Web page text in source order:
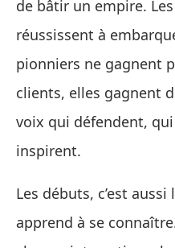
de bâtir un empire.
réussissent à
pionniers ne gagnent
clients, elles gagnent
voix qui défendent,
inspirent.
Les débuts, c’est
apprend à se